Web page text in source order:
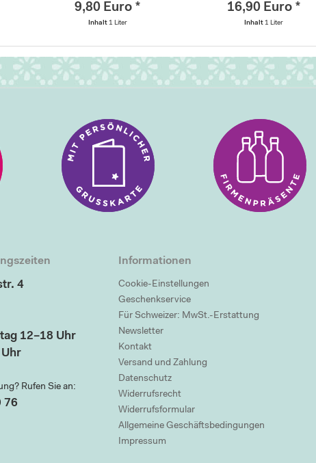
9,80 Euro *
Inhalt1 Liter
16,90 Euro *
Inhalt1 Liter
4
12–18 Uhr
Rufen Sie an:
76
Informationen
Cookie-Einstellungen
Geschenkservice
Für Schweizer: MwSt.-Erstattung
Newsletter
Kontakt
Versand und Zahlung
Datenschutz
Widerrufsrecht
Widerrufsformular
Allgemeine Geschäftsbedingungen
Impressum